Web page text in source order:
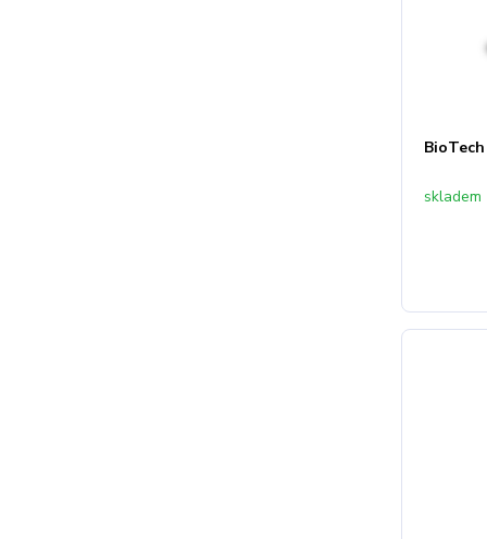
skladem